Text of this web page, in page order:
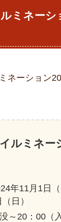
ミネーシ
ネーション
ルミネー
年11月1日
日）
～20：00（